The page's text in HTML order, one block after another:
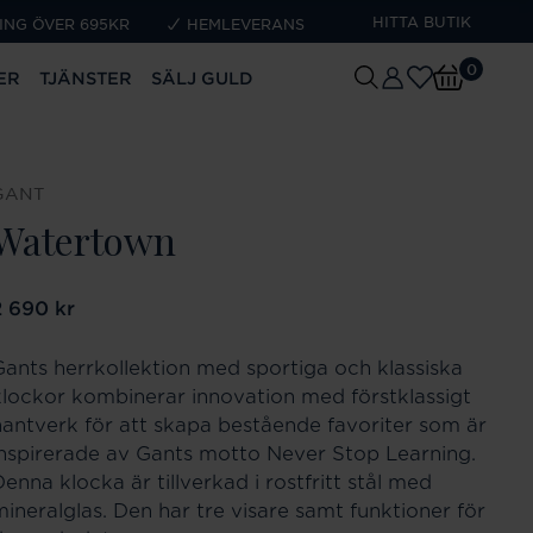
ÖVER 695KR HEMLEVERANS HITTA BUTIK
TJÄNSTER SÄLJ GULD 0
:2 690 kr
690 kr
herrkollektion med sportiga och klassiska
kombinerar innovation med förstklassigt
för att skapa bestående favoriter som är
av Gants motto Never Stop Learning.
klocka är tillverkad i rostfritt stål med
Den har tre visare samt funktioner för